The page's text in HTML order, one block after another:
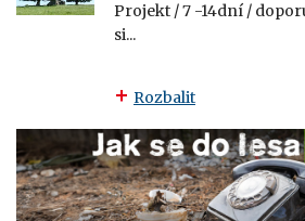
Projekt / 7 -14dní /
si...
Rozbalit